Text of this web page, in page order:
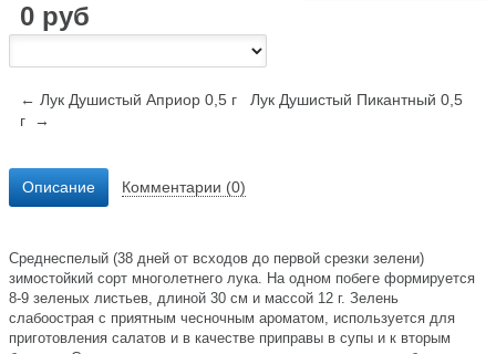
0 руб
← Лук Душистый Априор 0,5 г
Лук Душистый Пикантный 0,5
г →
Описание Комментарии (0)
Среднеспелый (38 дней от всходов до первой срезки зелени)
зимостойкий сорт многолетнего лука. На одном побеге формируется
8-9 зеленых листьев, длиной 30 см и массой 12 г. Зелень
слабоострая с приятным чесночным ароматом, используется для
приготовления салатов и в качестве приправы в супы и к вторым